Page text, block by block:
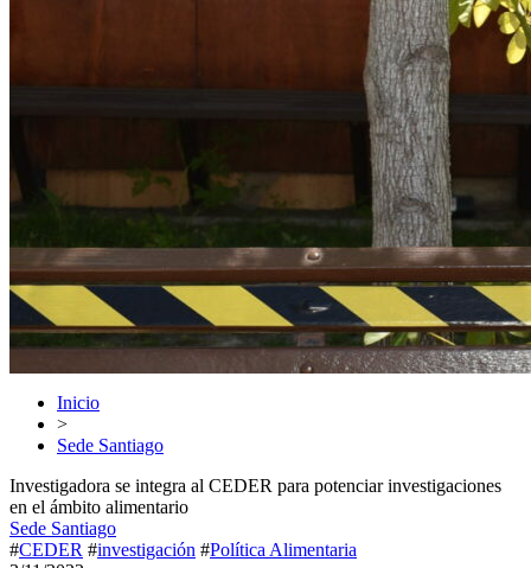
Inicio
>
Sede Santiago
Investigadora se integra al CEDER para potenciar investigaciones
en el ámbito alimentario
Sede Santiago
#CEDER #investigación #Política Alimentaria